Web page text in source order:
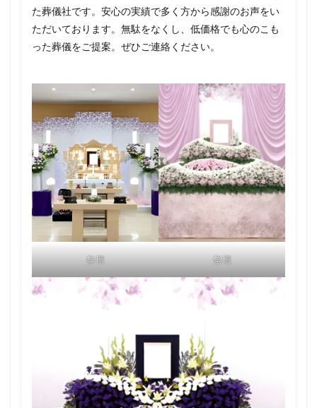
た葬儀社です。安心の実績で多く方から感謝のお声をい
ただいております。無駄をなくし、低価格でも心のこも
った葬儀をご提案。ぜひご連絡ください。
祭壇 祭壇